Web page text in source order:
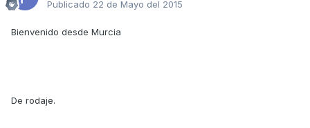
Publicado 22 de Mayo del 2015
Bienvenido desde Murcia
De rodaje.